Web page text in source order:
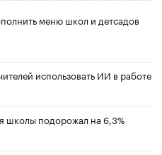
меню школ и детсадов
использовать ИИ в работе
школы подорожал на 6,3%